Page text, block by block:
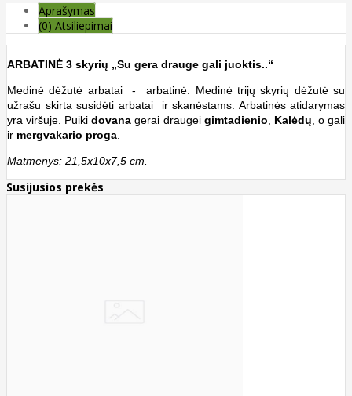
Aprašymas
(0) Atsiliepimai
ARBATINĖ 3 skyrių „Su gera drauge gali juoktis..“
Medinė dėžutė arbatai - arbatinė. Medinė trijų skyrių dėžutė su
užrašu skirta susidėti arbatai ir skanėstams. Arbatinės atidarymas
yra viršuje. Puikidovana gerai draugei gimtadienio Kalėdų , o gali
ir mergvakario proga
Matmenys: 21,5x10x7,5 cm.
Susijusios prekės